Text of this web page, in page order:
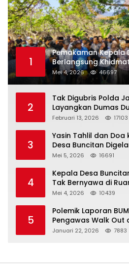
1
Pemakaman Kepala
Berlangsung
Larut Dalam Duka
Mei 4, 2026 46697
2
Tak Digubris Polda
Layangkan Dumas
Oknum DPRD
Februari 13, 2026 17103
3
Yasin Tahlil dan
Desa Buncitan
Mei 5, 2026 16691
4
Kepala Desa
Tak Bernyawa di
Bunuh Diri Menguat
Mei 4, 2026 10439
5
Polemik Laporan
Pengawas Walk Out
Kejanggalan
Januari 22, 2026 7883